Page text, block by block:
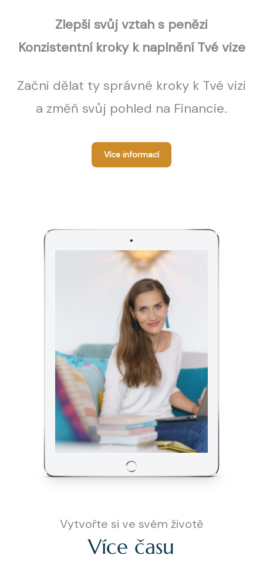
Zlepši svůj vztah s penězi
Konzistentní kroky k naplnění Tvé vize
Začni dělat ty správné kroky k Tvé vizi
a změň svůj pohled na Financie.
Více informací
Vytvořte si ve svém životě
Více času